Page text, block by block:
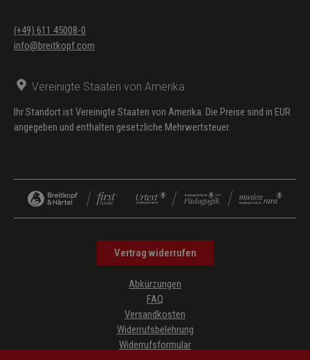
(+49) 611 45008-0
info@breitkopf.com
Vereinigte Staaten von Amerika
Ihr Standort ist Vereinigte Staaten von Amerika. Die Preise sind in EUR
angegeben und enthalten gesetzliche Mehrwertsteuer.
Vertrag widerrufen
Abkürzungen
FAQ
Versandkosten
Widerrufsbelehrung
Widerrufsformular